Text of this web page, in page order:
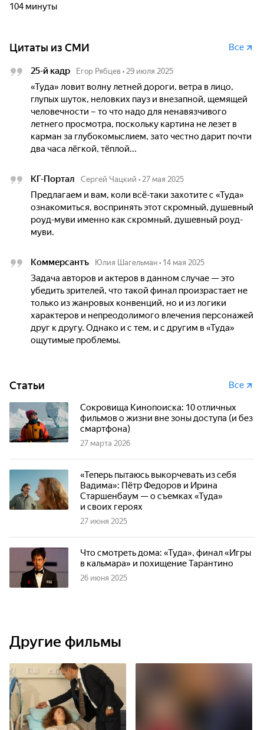
104 минуты
Цитаты из СМИ Все
25-й кадр Егор Рябцев • 29 июля 2025
«Туда» ловит волну летней дороги, ветра в лицо,
глупых шуток, неловких пауз и внезапной, щемящей
человечности – то что надо для ненавязчивого
летнего просмотра, поскольку картина не лезет в
карман за глубокомыслием, зато честно дарит почти
два часа лёгкой, тёплой...
КГ-Портал Сергей Чацкий • 27 мая 2025
Предлагаем и вам, коли всё-таки захотите с «Туда»
ознакомиться, воспринять этот скромный, душевный
роуд-муви именно как скромный, душевный роуд-
муви.
Коммерсантъ Юлия Шагельман • 14 мая 2025
Задача авторов и актеров в данном случае — это
убедить зрителей, что такой финал произрастает не
только из жанровых конвенций, но и из логики
характеров и непреодолимого влечения персонажей
друг к другу. Однако и с тем, и с другим в «Туда»
ощутимые проблемы.
Статьи Все
Сокровища Кинопоиска: 10 отличных
фильмов о жизни вне зоны доступа (и без
смартфона)
27 марта 2026
«Теперь пытаюсь выкорчевать из себя
Вадима»: Пётр Федоров и Ирина
Старшенбаум — о съемках «Туда»
и своих героях
27 июня 2025
Что смотреть дома: «Туда», финал «Игры
в кальмара» и похищение Тарантино
26 июня 2025
Другие фильмы